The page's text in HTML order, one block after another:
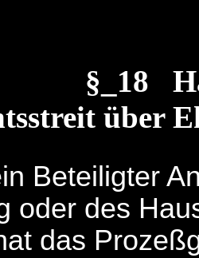
§_18
über
Beteiligter
oder des
das